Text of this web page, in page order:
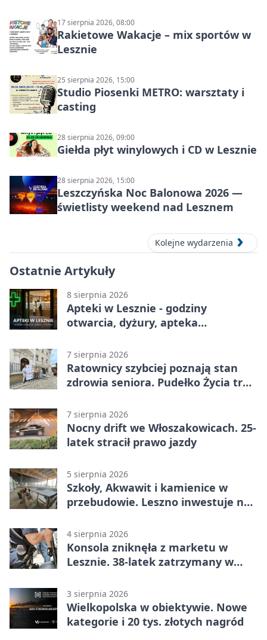
17 sierpnia 2026, 08:00
Rakietowe Wakacje – mix sportów w
Lesznie
25 sierpnia 2026, 15:00
Studio Piosenki METRO: warsztaty i
casting
28 sierpnia 2026, 09:00
Giełda płyt winylowych i CD w Lesznie
28 sierpnia 2026, 15:00
Leszczyńska Noc Balonowa 2026 —
świetlisty weekend nad Lesznem
Kolejne wydarzenia
Ostatnie Artykuły
8 sierpnia 2026
Apteki w Lesznie - godziny
otwarcia, dyżury, apteka
7 sierpnia 2026
Ratownicy szybciej poznają stan
zdrowia seniora. Pudełko Życia trafi
7 sierpnia 2026
Nocny drift we Włoszakowicach. 25-
latek stracił prawo jazdy
5 sierpnia 2026
Szkoły, Akwawit i kamienice w
przebudowie. Leszno inwestuje na
4 sierpnia 2026
Konsola zniknęła z marketu w
Lesznie. 38-latek zatrzymany w
3 sierpnia 2026
Wielkopolska w obiektywie. Nowe
kategorie i 20 tys. złotych nagród